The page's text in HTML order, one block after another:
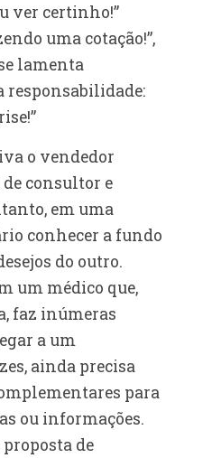
ver certinho!”
uma cotação!”,
lamenta
responsabilidade:
o vendedor
consultor e
em uma
conhecer a fundo
do outro.
um médico que,
faz inúmeras
a um
ainda precisa
para
ou informações.
de